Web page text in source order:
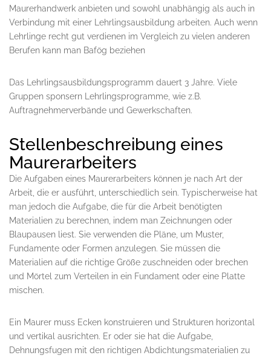
Maurerhandwerk anbieten und sowohl unabhängig als auch in
Verbindung mit einer Lehrlingsausbildung arbeiten. Auch wenn
Lehrlinge recht gut verdienen im Vergleich zu vielen anderen
Berufen kann man Bafög beziehen
Das Lehrlingsausbildungsprogramm dauert 3 Jahre. Viele
Gruppen sponsern Lehrlingsprogramme, wie z.B.
Auftragnehmerverbände und Gewerkschaften.
Stellenbeschreibung eines
Maurerarbeiters
Die Aufgaben eines Maurerarbeiters können je nach Art der
Arbeit, die er ausführt, unterschiedlich sein. Typischerweise hat
man jedoch die Aufgabe, die für die Arbeit benötigten
Materialien zu berechnen, indem man Zeichnungen oder
Blaupausen liest. Sie verwenden die Pläne, um Muster,
Fundamente oder Formen anzulegen. Sie müssen die
Materialien auf die richtige Größe zuschneiden oder brechen
und Mörtel zum Verteilen in ein Fundament oder eine Platte
mischen.
Ein Maurer muss Ecken konstruieren und Strukturen horizontal
und vertikal ausrichten. Er oder sie hat die Aufgabe,
Dehnungsfugen mit den richtigen Abdichtungsmaterialien zu